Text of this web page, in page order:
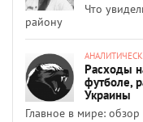
Что
району
Расходы
футболе,
Украины
Главное в мире: